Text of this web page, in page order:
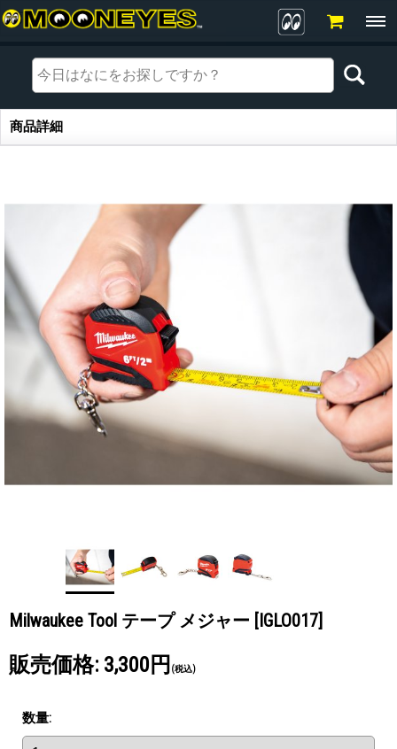
商品詳細
商品詳細
Milwaukee Tool テープ メジャー [IGLO017]
販売価格: 3,300円 (税込)
数量: